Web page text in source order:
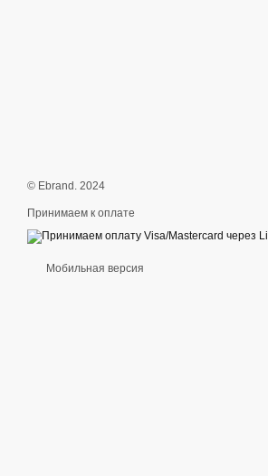
© Ebrand. 2024
Принимаем к оплате
Мобильная версия